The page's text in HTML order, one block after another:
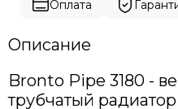
Оплата
Описание
Bronto Pipe 3180 -
трубчатый радиатор